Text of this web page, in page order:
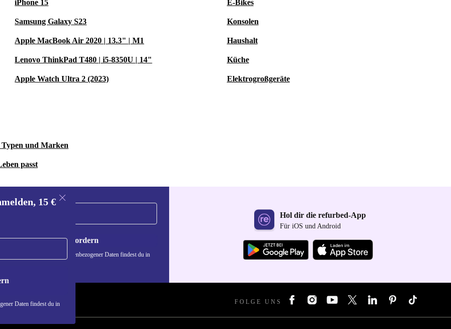
Teste den
5550?
machen
und die
Perfekt
sorgen
auftrittst.
iPhone 15
Samsung Galaxy S23
Apple MacBook Air 2020 | 13.3" | M1
Lenovo ThinkPad T480 | i5-8350U | 14"
Apple Watch Ultra 2 (2023)
E-Bikes
Konsolen
Haushalt
Küche
Elektrogroßgeräte
und Marken
passt
15 €
Daten findest du in
Gutschein anfordern
über die Verwendung personenbezogener Daten findest du in
Hol dir die refurbed-App
Für iOS und Android
FOLGE UNS